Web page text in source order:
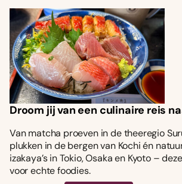
Droom jij van een culinaire reis
Van matcha proeven in de theeregio
plukken in de bergen van Kochi én
izakaya’s in Tokio, Osaka en Kyoto –
voor echte foodies.